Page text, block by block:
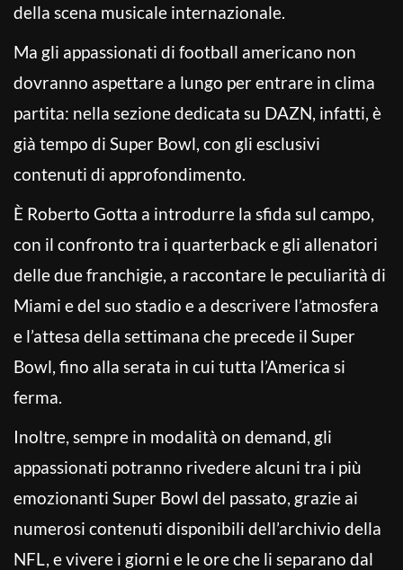
della scena musicale internazionale.
Ma gli appassionati di football americano non
dovranno aspettare a lungo per entrare in clima
partita: nella sezione dedicata su DAZN, infatti, è
già tempo di Super Bowl, con gli esclusivi
contenuti di approfondimento.
È Roberto Gotta a introdurre la sfida sul campo,
con il confronto tra i quarterback e gli allenatori
delle due franchigie, a raccontare le peculiarità di
Miami e del suo stadio e a descrivere l’atmosfera
e l’attesa della settimana che precede il Super
Bowl, fino alla serata in cui tutta l’America si
ferma.
Inoltre, sempre in modalità on demand, gli
appassionati potranno rivedere alcuni tra i più
emozionanti Super Bowl del passato, grazie ai
numerosi contenuti disponibili dell’archivio della
NFL, e vivere i giorni e le ore che li separano dal